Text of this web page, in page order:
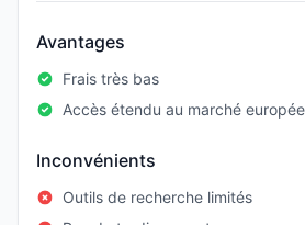
Avantages
Frais très bas
Accès étendu au marché
Inconvénients
Outils de recherche limités